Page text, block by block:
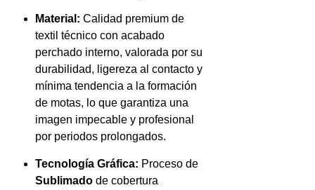
Material: Calidad premium de
textil técnico con acabado
perchado interno, valorada por su
durabilidad, ligereza al contacto y
mínima tendencia a la formación
de motas, lo que garantiza una
imagen impecable y profesional
por periodos prolongados.
Tecnología Gráfica: Proceso de
Sublimado de cobertura